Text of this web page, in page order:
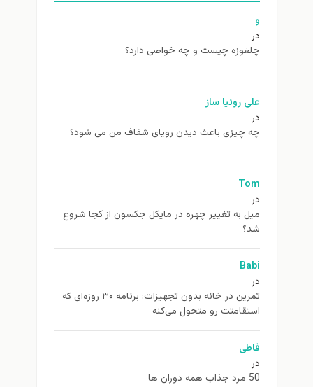
و
در
چلغوزه چیست و چه خواصی دارد؟
علی روئیا ساز
در
چه چیزی باعث دیدن رویای شفاف من می شود؟
Tom
در
ميل به تغيير چهره در مایکل جکسون از كجا شروع
شد؟
Babi
در
تمرین در خانه بدون تجهیزات: برنامه ۳۰ روزه‌ای که
استقامتت رو متحول می‌کنه
فاطی
در
50 مرد جذاب همه دوران ها